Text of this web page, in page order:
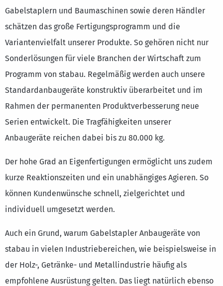
Gabelstaplern und Baumaschinen sowie deren Händler
schätzen das große Fertigungsprogramm und die
Variantenvielfalt unserer Produkte. So gehören nicht nur
Sonderlösungen für viele Branchen der Wirtschaft zum
Programm von stabau. Regelmäßig werden auch unsere
Standardanbaugeräte konstruktiv überarbeitet und im
Rahmen der permanenten Produktverbesserung neue
Serien entwickelt. Die Tragfähigkeiten unserer
Anbaugeräte reichen dabei bis zu 80.000 kg.
Der hohe Grad an Eigenfertigungen ermöglicht uns zudem
kurze Reaktionszeiten und ein unabhängiges Agieren. So
können Kundenwünsche schnell, zielgerichtet und
individuell umgesetzt werden.
Auch ein Grund, warum Gabelstapler Anbaugeräte von
stabau in vielen Industriebereichen, wie beispielsweise in
der Holz-, Getränke- und Metallindustrie häufig als
empfohlene Ausrüstung gelten. Das liegt natürlich ebenso